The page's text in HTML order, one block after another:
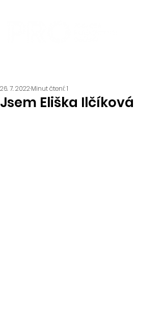
Jsem Eliška Ilčíková
26. 7. 2022 Minut čtení: 1